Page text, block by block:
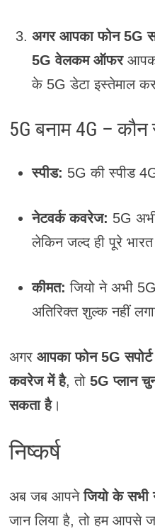
अगर आपका फोन 5G
5G वेलकम ऑफर
के 5G डेटा इस्तेमाल
5G बनाम 4G – कौन
स्पीड: 5G की स्पीड
नेटवर्क कवरेज: 5G
लेकिन जल्द ही पूरे
कीमत: जियो ने अभी
अतिरिक्त शुल्क नहीं
अगर आपका फोन 5G
कवरेज में है, तो 5G प्लान
सकता है।
निष्कर्ष
अब जब आपनेजियो के सभी
जान लिया है, तो हम आपसे